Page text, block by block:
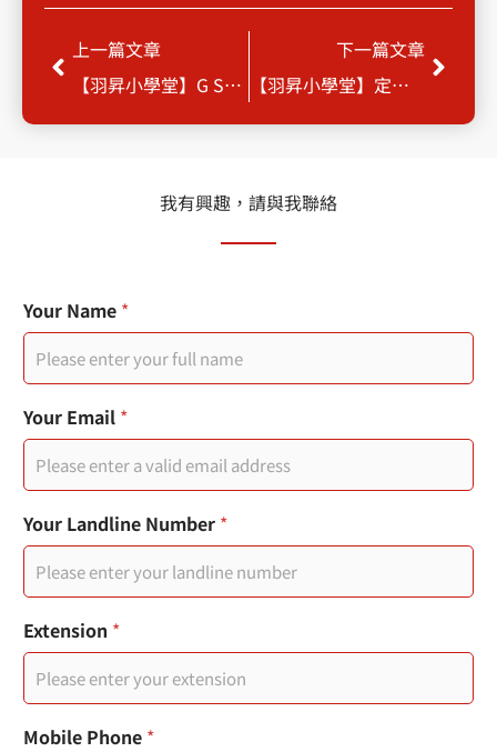
Prev
上一篇文章
【羽昇小學堂】G Suite 表單功能（下）
下一篇文章
【羽昇小學堂】定價革新
Next
我有興趣，請與我聯絡
N
u
m
b
r
E
m
i
l
Your Name *
Your Email *
Your Landline Number *
Extension *
Mobile Phone *